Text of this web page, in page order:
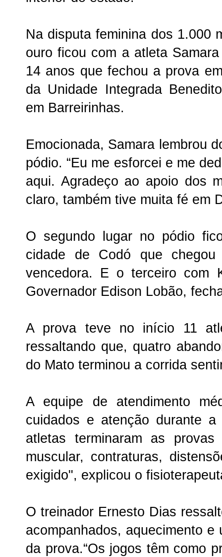
Na disputa feminina dos 1.000
ouro ficou com a atleta
14 anos que fechou a prova
da Unidade Integrada
em Barreirinhas.
Emocionada, Samara lembrou
pódio. “Eu me esforcei e me
aqui. Agradeço ao apoio dos
claro, também tive muita fé em
O segundo lugar no pódio
cidade de Codó que
vencedora. E o terceiro com
Governador Edison Lobão,
A prova teve no início 11
ressaltando que, quatro
do Mato terminou a corrida
A equipe de atendimento
cuidados e atenção durante
atletas terminaram as
muscular, contraturas,
exigido", explicou o
O treinador Ernesto Dias
acompanhados, aquecimento
da prova.“Os jogos têm como